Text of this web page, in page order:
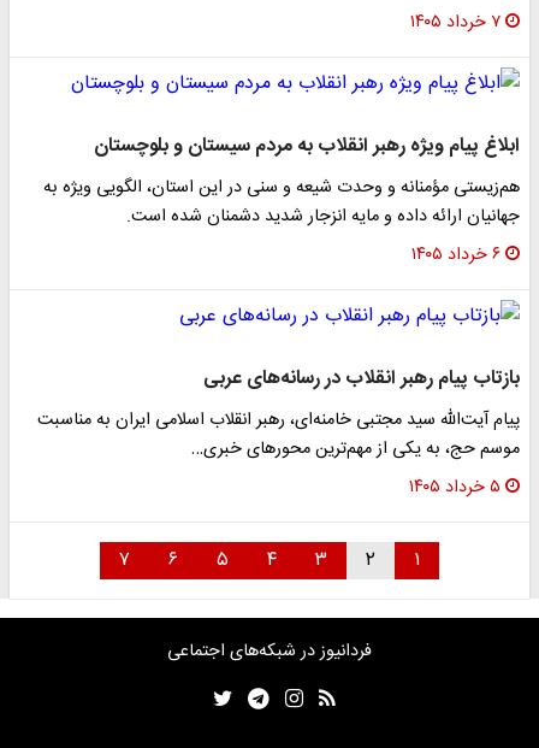
۷ خرداد ۱۴۰۵
ابلاغ پیام ویژه رهبر انقلاب به مردم سیستان و بلوچستان
هم‌زیستی مؤمنانه و وحدت شیعه و سنی در این استان، الگویی ویژه به
جهانیان ارائه داده و مایه انزجار شدید دشمنان شده است.
۶ خرداد ۱۴۰۵
بازتاب پیام رهبر انقلاب در رسانه‌های عربی
پیام آیت‌الله سید مجتبی خامنه‌ای، رهبر انقلاب اسلامی ایران به مناسبت
موسم حج، به یکی از مهم‌ترین محورهای خبری…
۵ خرداد ۱۴۰۵
۱ ۲ ۳ ۴ ۵ ۶ ۷
فردانیوز در شبکه‌های اجتماعی